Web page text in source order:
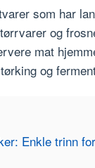
som har
og
mat
og
Enkle trinn